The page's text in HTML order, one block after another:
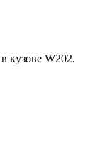
кузове W202.